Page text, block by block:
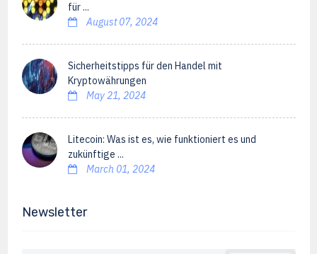
für ...
August 07, 2024
Sicherheitstipps für den Handel mit
Kryptowährungen
May 21, 2024
Litecoin: Was ist es, wie funktioniert es und
zukünftige ...
March 01, 2024
Newsletter